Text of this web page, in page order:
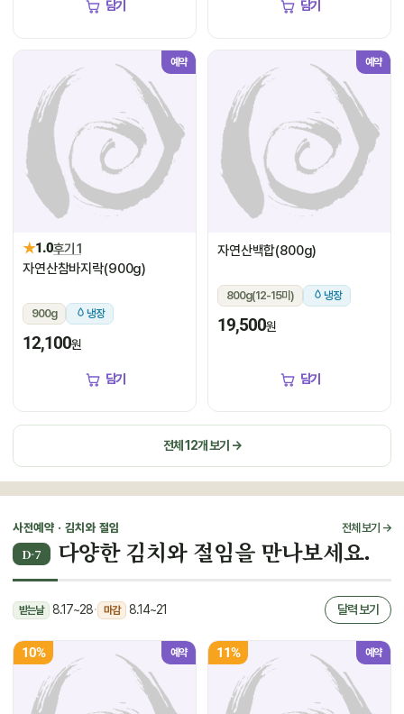
담기 담기
예약
★1.0후기 1
자연산참바지락(900g)
900g 냉장
12,100원
담기
예약
자연산백합(800g)
800g(12-15미) 냉장
19,500원
담기
전체 12개 보기 →
사전예약 · 김치와 절임 전체 보기 →
D-7 다양한 김치와 절임을 만나보세요.
받는날 8.17~28· 마감 8.14~21 달력 보기
10% 예약 11% 예약